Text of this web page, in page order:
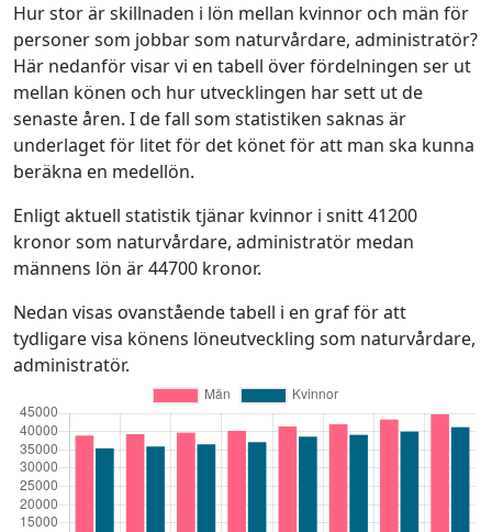
Hur stor är skillnaden i lön mellan kvinnor och män för
personer som jobbar som naturvårdare, administratör?
Här nedanför visar vi en tabell över fördelningen ser ut
mellan könen och hur utvecklingen har sett ut de
senaste åren. I de fall som statistiken saknas är
underlaget för litet för det könet för att man ska kunna
beräkna en medellön.
Enligt aktuell statistik tjänar kvinnor i snitt 41200
kronor som naturvårdare, administratör medan
männens lön är 44700 kronor.
Nedan visas ovanstående tabell i en graf för att
tydligare visa könens löneutveckling som naturvårdare,
administratör.